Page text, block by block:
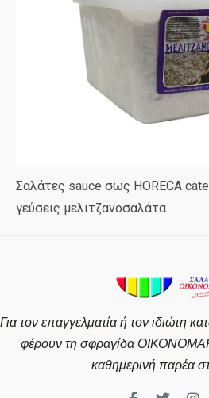
Σαλάτες sauce σως HORECA
γεύσεις μελιτζανοσαλάτα
Για τον επαγγελματία ή τον ιδιώτη
φέρουν τη σφραγίδα
καθημερινή παρέα